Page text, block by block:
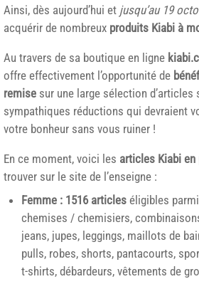
Ainsi, dès aujourd’hui et jusqu’au 19
acquérir de nombreux produits Kiabi à
Au travers de sa boutique en ligne
offre effectivement l’opportunité de
remise sur une large sélection d’articles
sympathiques réductions qui devraient
votre bonheur sans vous ruiner !
En ce moment, voici les articles Kiabi
trouver sur le site de l’enseigne :
Femme : 1516 articles éligibles
chemises / chemisiers,
jeans, jupes, leggings, maillots de
pulls, robes, shorts, pantacourts,
t-shirts, débardeurs, vêtements de